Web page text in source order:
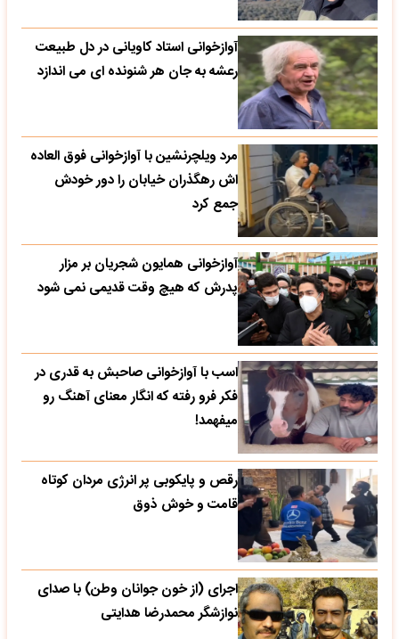
آوازخوانی استاد کاویانی در دل طبیعت
رعشه به جان هر شنونده ای می اندازد
مرد ویلچرنشین با آوازخوانی فوق العاده
اش رهگذران خیابان را دور خودش
جمع کرد
آوازخوانی همایون شجریان بر مزار
پدرش که هیچ وقت قدیمی نمی شود
اسب با آوازخوانی صاحبش به قدری در
فکر فرو رفته که انگار معنای آهنگ رو
میفهمد!
رقص و پایکوبی پر انرژی مردان کوتاه
قامت و خوش ذوق
اجرای (از خون جوانان وطن) با صدای
نوازشگر محمدرضا هدایتی